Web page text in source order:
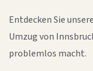
Entdecken Sie
Umzug von
problemlos macht.